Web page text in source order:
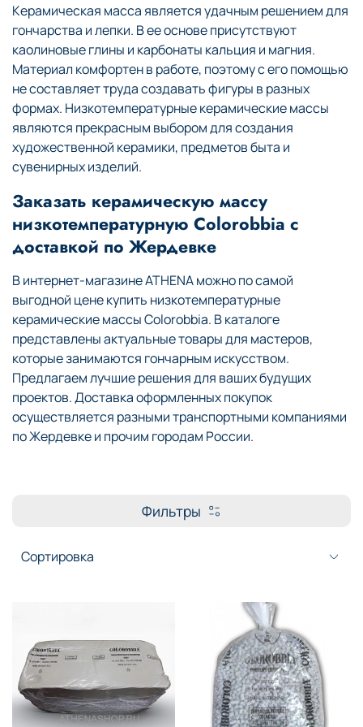
Керамическая масса является удачным решением для
гончарства и лепки. В ее основе присутствуют
каолиновые глины и карбонаты кальция и магния.
Материал комфортен в работе, поэтому с его помощью
не составляет труда создавать фигуры в разных
формах. Низкотемпературные керамические массы
являются прекрасным выбором для создания
художественной керамики, предметов быта и
сувенирных изделий.
Заказать керамическую массу
низкотемпературную Colorobbia с
доставкой по Жердевке
В интернет-магазине ATHENA можно по самой
выгодной цене купить низкотемпературные
керамические массы Colorobbia. В каталоге
представлены актуальные товары для мастеров,
которые занимаются гончарным искусством.
Предлагаем лучшие решения для ваших будущих
проектов. Доставка оформленных покупок
осуществляется разными транспортными компаниями
по Жердевке и прочим городам России.
Фильтры